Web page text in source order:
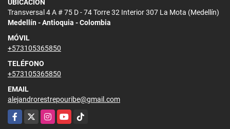
UBICACIÓN
Transversal 4 A # 75 D - 74 Torre 32 Interior 307 La Mota (Medellín)
Medellín - Antioquia - Colombia
MÓVIL
+573105365850
TELÉFONO
+573105365850
EMAIL
alejandrorestrepouribe@gmail.com
Facebook
X InstagramYouTubeTikTok